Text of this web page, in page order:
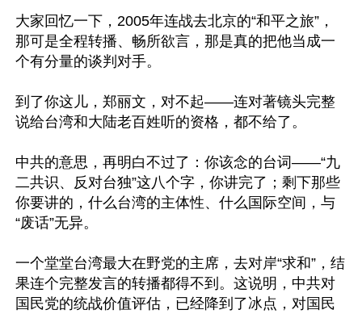
大家回忆一下，2005年连战去北京的“和平之旅”，
那可是全程转播、畅所欲言，那是真的把他当成一
个有分量的谈判对手。
到了你这儿，郑丽文，对不起——连对著镜头完整
说给台湾和大陆老百姓听的资格，都不给了。
中共的意思，再明白不过了：你该念的台词——“九
二共识、反对台独”这八个字，你讲完了；剩下那些
你要讲的，什么台湾的主体性、什么国际空间，与
“废话”无异。
一个堂堂台湾最大在野党的主席，去对岸“求和”，结
果连个完整发言的转播都得不到。这说明，中共对
国民党的统战价值评估，已经降到了冰点，对国民